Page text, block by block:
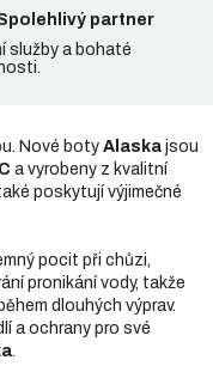
partner
služby a bohaté
Nové boty Alaska jsou
a vyrobeny z kvalitní
poskytují výjimečné
pocit při chůzi,
pronikání vody, takže
dlouhých výprav.
a ochrany pro své